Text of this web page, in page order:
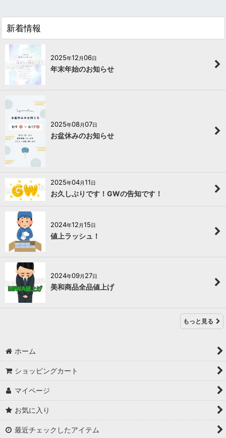
並び順:
新着情報
2025年12 月06日
年末年始のお知らせ
2025年08月07日
お盆休みのお知らせ
2025年04月11日
お久しぶりです！GWの告知です！
2024年12 月15日
値上ラッシュ！
2024年09月 27日
美和商品全品値上げ
もっと見る
ホーム
ショッピングカート
マイページ
お気に入り
最近チェックしたアイテム